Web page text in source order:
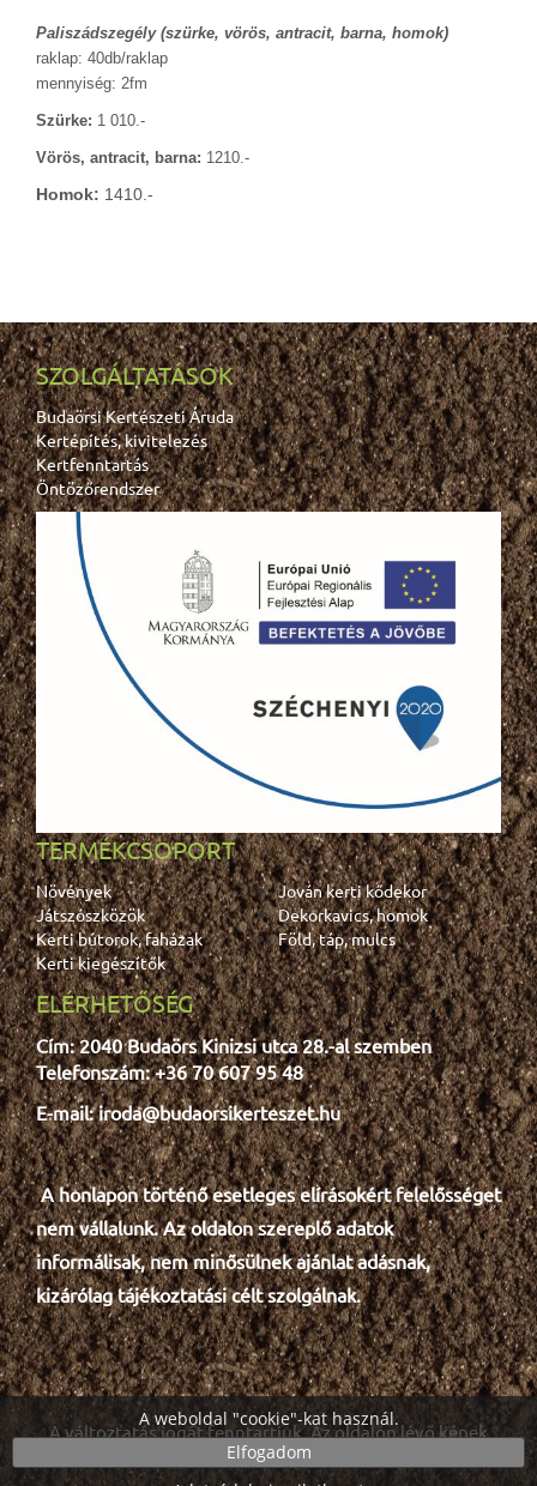
A weboldal "cookie"-kat használ.
Elfogadom
Paliszádszegély (szürke, vörös, antracit, barna, homok)
raklap: 40db/raklap
mennyiség: 2fm
Szürke: 1 010.-
Vörös, antracit, barna: 1210.-
Homok: 1410.-
SZOLGÁLTATÁSOK
Budaörsi Kertészeti Áruda
Kertépítés, kivitelezés
Kertfenntartás
Öntözőrendszer
TERMÉKCSOPORT
Növények
Jován kerti kődekor
Játszószközök
Dekorkavics, homok
Kerti bútorok, faházak
Föld, táp, mulcs
Kerti kiegészítők
ELÉRHETŐSÉG
Cím: 2040 Budaörs Kinizsi utca 28.-al szemben
Telefonszám: +36 70 607 95 48
E-mail: iroda@budaorsikerteszet.hu
A honlapon történő esetleges elírásokért felelősséget
nem vállalunk. Az oldalon szereplő adatok
informálisak, nem minősülnek ajánlat adásnak,
kizárólag tájékoztatási célt szolgálnak.
A változtatás jogát fenntartjuk. Az oldalon lévő képek
részben illusztrációk.